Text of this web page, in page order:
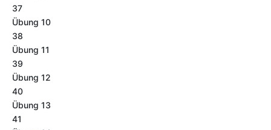
37
Übung 10
38
Übung 11
39
Übung 12
40
Übung 13
41